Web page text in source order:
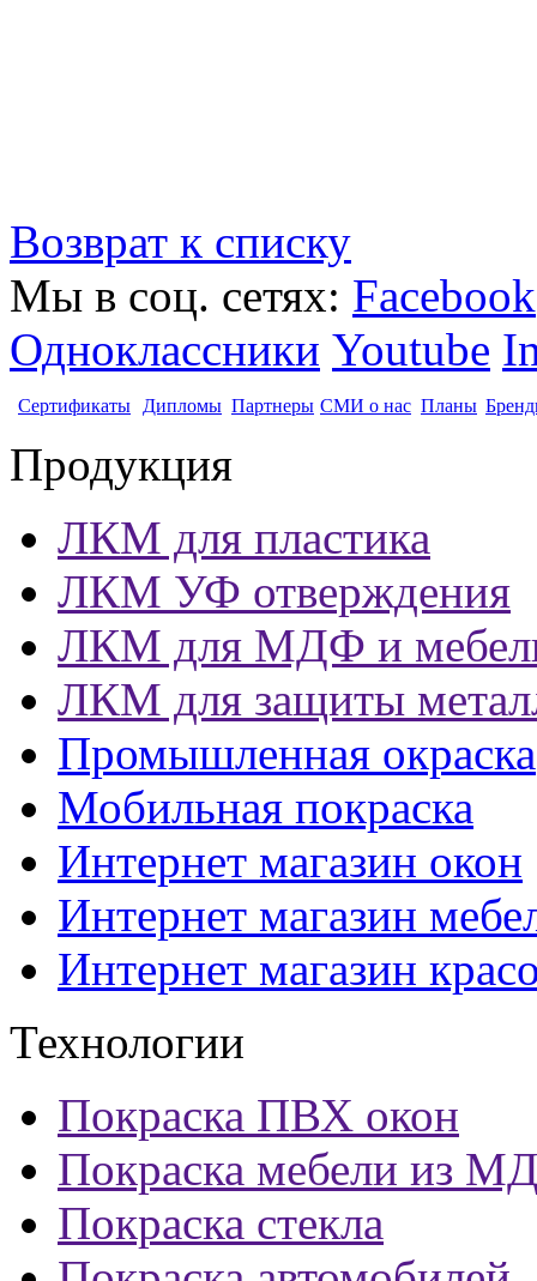
Возврат к списку
Мы в соц. сетях: Facebook
Одноклассники Youtube
Сертификаты Дипломы Партнеры СМИ о нас Планы
Продукция
ЛКМ для пластика
ЛКМ УФ отверждения
ЛКМ для МДФ и
ЛКМ для защиты
Промышленная окраска
Мобильная покраска
Интернет магазин окон
Интернет магазин
Интернет магазин
Технологии
Покраска ПВХ окон
Покраска мебели из
Покраска стекла